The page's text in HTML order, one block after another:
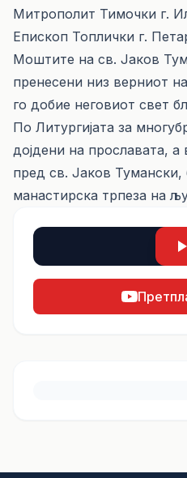
Митрополит Тимочки г.
Епископ Топлички г.
Моштите на св. Јаков
пренесени низ верниот
го добие неговиот свет
По Литургијата за
дојдени на прославата,
пред св. Јаков
манастирска трпеза на